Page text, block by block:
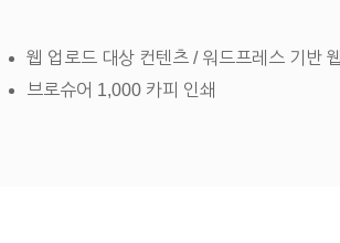
웹 업로드 대상 컨텐츠 / 워드프레스 기반
브로슈어 1,000 카피 인쇄